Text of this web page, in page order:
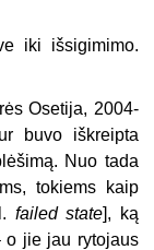
iki išsigimimo.
Osetija, 2004-
buvo iškreipta
Nuo tada
tokiems kaip
failed state], ką
o jie jau rytojaus